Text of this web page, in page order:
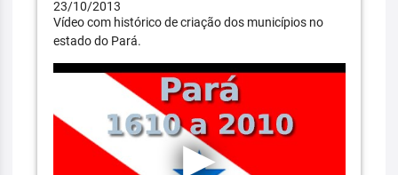
23/10/2013
Vídeo com histórico de criação dos municípios no
estado do Pará.